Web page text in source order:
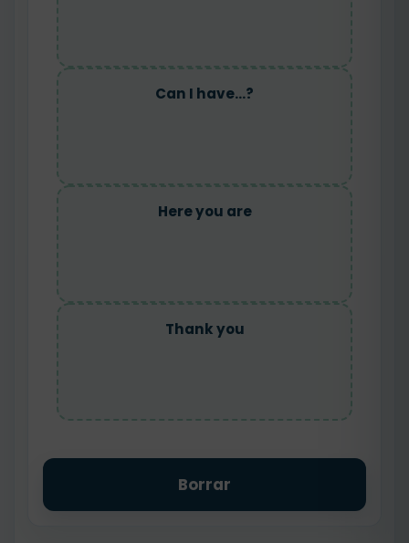
Can I have...?
Here you are
Thank you
Borrar